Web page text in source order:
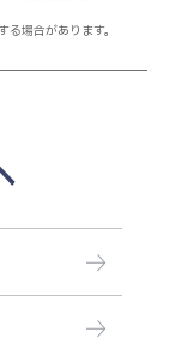
場合があります。